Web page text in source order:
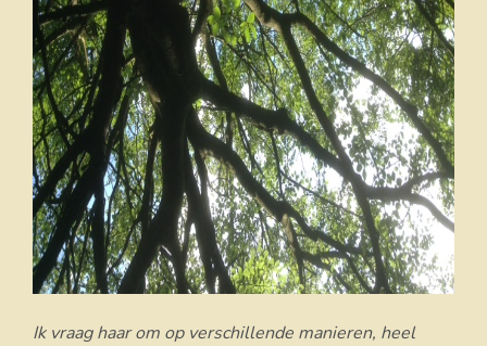
Ik vraag haar om op verschillende manieren, heel